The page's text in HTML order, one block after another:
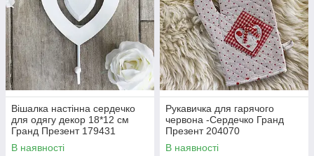
Вішалка настінна сердечко
для одягу декор 18*12 см
Гранд Презент 179431
В наявності
Рукавичка для гарячого
червона -Сердечко Гранд
Презент 204070
В наявності